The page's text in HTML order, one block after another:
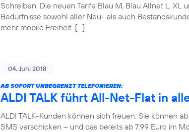
Schreiben. Die neuen Tarife Blau M, Blau Allnet L, XL
Bedürfnisse sowohl aller Neu- als auch
mehr mobile Freiheit. […]
04. Juni 2018
AB SOFORT UNBEGRENZT TELEFONIEREN:
ALDI TALK führt All-Net-Flat in
ALDI TALK-Kunden können sich freuen: Sie können
SMS verschicken – und das bereits ab 7,99 Euro im